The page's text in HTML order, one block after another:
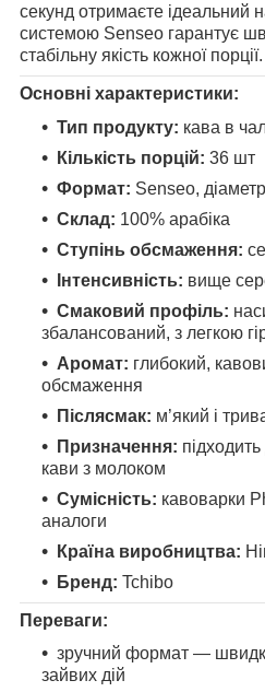
секунд отримаєте ідеальний
системою Senseo гарантує
стабільну якість кожної порції.
Основні характеристики:
Тип продукту: кава в
Кількість порцій: 36 шт
Формат: Senseo,
Склад: 100% арабіка
Ступінь обсмаження:
Інтенсивність: вище
Смаковий профіль:
збалансований, з легкою
Аромат: глибокий,
обсмаження
Післясмак: м’який і
Призначення:
кави з молоком
Сумісність: кавоварки
аналоги
Країна виробництва:
Бренд: Tchibo
Переваги:
зручний формат —
зайвих дій